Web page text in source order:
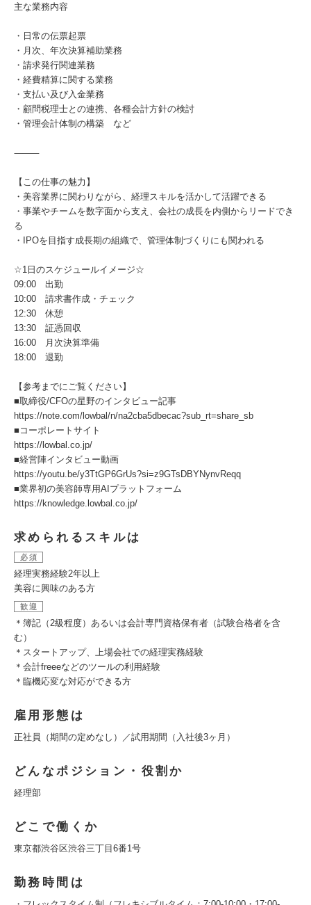
主な業務内容
・日常の伝票起票
・月次、年次決算補助業務
・請求発行関連業務
・経費精算に関する業務
・支払い及び入金業務
・顧問税理士との連携、各種会計方針の検討
・管理会計体制の構築 など
⸻
【この仕事の魅力】
・美容業界に関わりながら、経理スキルを活かして活躍できる
・事業やチームを数字面から支え、会社の成長を内側からリードでき
る
・IPOを目指す成長期の組織で、管理体制づくりにも関われる
☆1日のスケジュールイメージ☆
09:00 出勤
10:00 請求書作成・チェック
12:30 休憩
13:30 証憑回収
16:00 月次決算準備
18:00 退勤
【参考までにご覧ください】
■取締役/CFOの星野のインタビュー記事
https://note.com/lowbal/n/na2cba5dbecac?sub_rt=share_sb
■コーポレートサイト
https://lowbal.co.jp/
■経営陣インタビュー動画
https://youtu.be/y3TtGP6GrUs?si=z9GTsDBYNynvReqq
■業界初の美容師専用AIプラットフォーム
https://knowledge.lowbal.co.jp/
求められるスキルは
必須
経理実務経験2年以上
美容に興味のある方
歓迎
＊簿記（2級程度）あるいは会計専門資格保有者（試験合格者を含
む）
＊スタートアップ、上場会社での経理実務経験
＊会計freeeなどのツールの利用経験
＊臨機応変な対応ができる方
雇用形態は
正社員（期間の定めなし）／試用期間（入社後3ヶ月）
どんなポジション・役割か
経理部
どこで働くか
東京都渋谷区渋谷三丁目6番1号
勤務時間は